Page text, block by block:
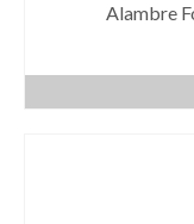
Alambre